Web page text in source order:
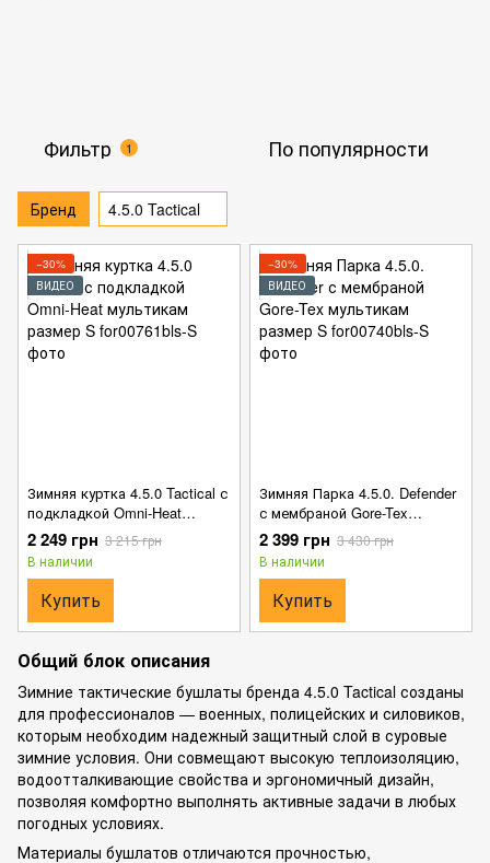
Фильтр 1 По популярности
Бренд 4.5.0 Tactical
−30%
ВИДЕО
Зимняя куртка 4.5.0 Tactical с
подкладкой Omni-Heat
мультикам размер S
2 249 грн 3 215 грн
В наличии
Купить
−30%
ВИДЕО
Зимняя Парка 4.5.0. Defender
с мембраной Gore-Tex
мультикам размер S
2 399 грн 3 430 грн
В наличии
Купить
Общий блок описания
Зимние тактические бушлаты бренда 4.5.0 Tactical созданы
для профессионалов — военных, полицейских и силовиков,
которым необходим надежный защитный слой в суровые
зимние условия. Они совмещают высокую теплоизоляцию,
водоотталкивающие свойства и эргономичный дизайн,
позволяя комфортно выполнять активные задачи в любых
погодных условиях.
Материалы бушлатов отличаются прочностью,